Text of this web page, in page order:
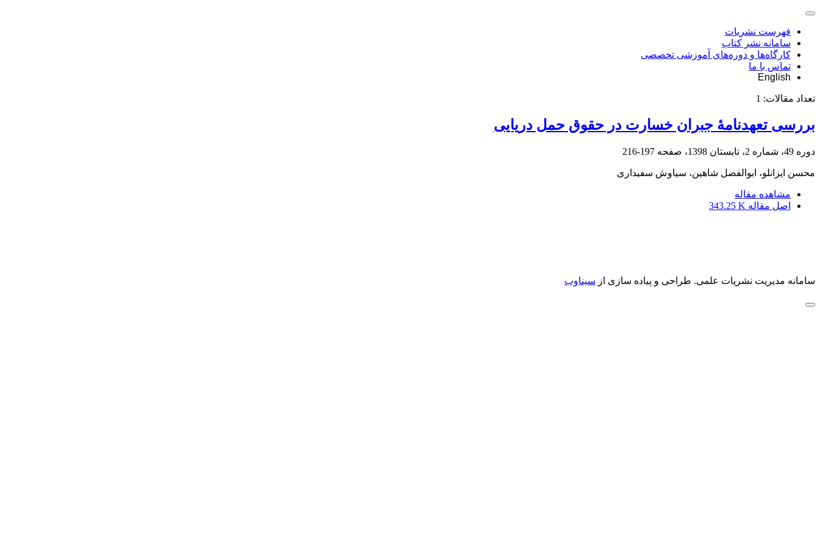
فهرست نشریات
سامانه نشر کتاب
کارگاه‌ها و دوره‌های آموزشی تخصصی
تماس با ما
English
تعداد مقالات: 1
بررسی تعهدنامۀ جبران خسارت در حقوق حمل دریایی
دوره 49، شماره 2، تابستان 1398، صفحه 197-216
محسن ایزانلو، ابوالفضل شاهین، سیاوش سفیداری
مشاهده مقاله
اصل مقاله 343.25 K
سامانه مدیریت نشریات علمی. طراحی و پیاده سازی از سیناوب